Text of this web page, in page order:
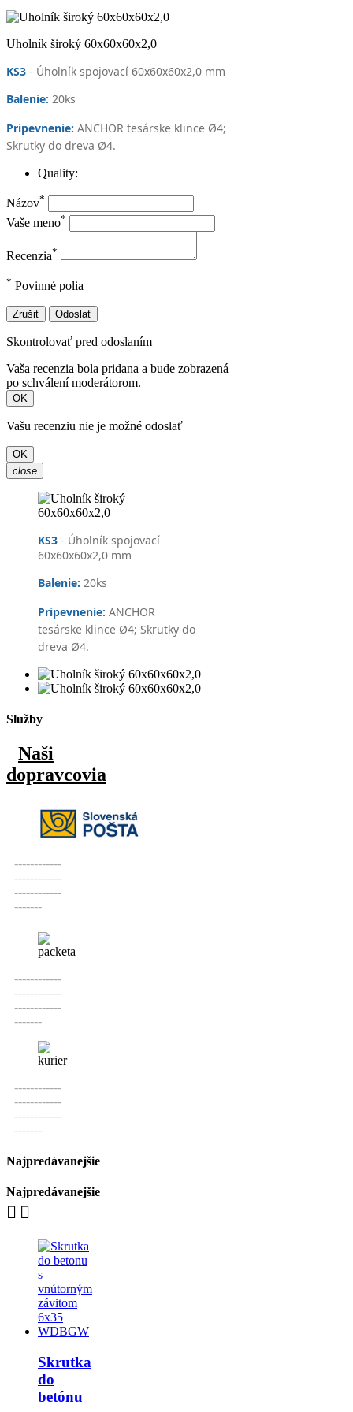
Uholník široký 60x60x60x2,0
KS3 - Úholník spojovací 60x60x60x2,0 mm
Balenie: 20ks
Pripevnenie: ANCHOR tesárske klince Ø4;
Skrutky do dreva Ø4.
Quality:
Názov*
Vaše meno*
Recenzia*
* Povinné polia
Zrušiť Odoslať
Skontrolovať pred odoslaním
Vaša recenzia bola pridana a bude zobrazená
po schválení moderátorom.
OK
Vašu recenziu nie je možné odoslať
OK
close
KS3 - Úholník spojovací
60x60x60x2,0 mm
Balenie: 20ks
Pripevnenie: ANCHOR
tesárske klince Ø4; Skrutky do
dreva Ø4.
Služby
Naši
dopravcovia
------------
------------
------------
-------
------------
------------
------------
-------
------------
------------
------------
-------
Najpredávanejšie
Najpredávanejšie
Skrutka
do
betónu